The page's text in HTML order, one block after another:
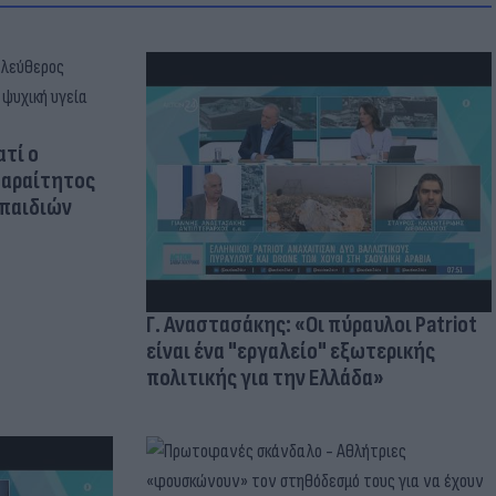
ο
Γ. Αναστασάκης: «Οι πύραυλοι Patriot
είναι ένα "εργαλείο" εξωτερικής
πολιτικής για την Ελλάδα»